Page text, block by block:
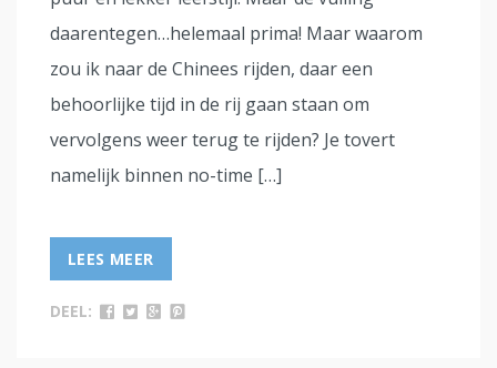
daarentegen…helemaal prima! Maar waarom
zou ik naar de Chinees rijden, daar een
behoorlijke tijd in de rij gaan staan om
vervolgens weer terug te rijden? Je tovert
namelijk binnen no-time […]
LEES MEER
DEEL: